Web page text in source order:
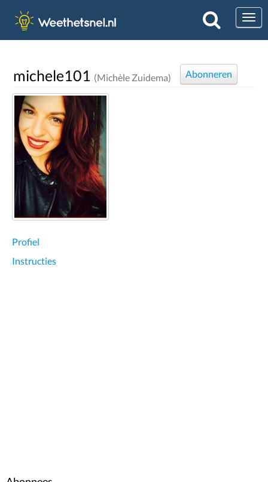
michele101 (Michèle Zuidema) Abonneren
Profiel
Instructies